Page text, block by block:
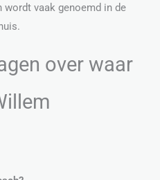
wordt vaak genoemd in de
over waar